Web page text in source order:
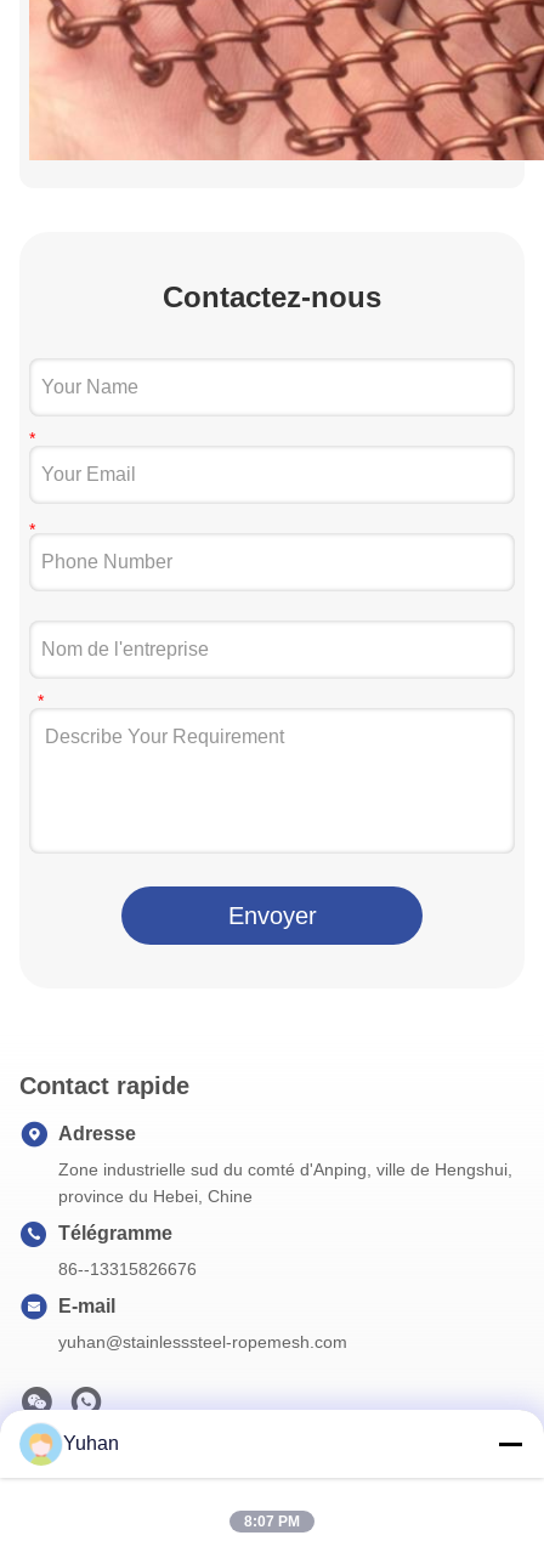
Contactez-nous
Envoyer
Contact rapide
Adresse
Zone industrielle sud du comté d'Anping, ville de Hengshui,
province du Hebei, Chine
Télégramme
86--13315826676
E-mail
yuhan@stainlesssteel-ropemesh.com
Notre newsletter
Abonnez-vous à notre newsletter pour des réductions et plus
Yuhan
8:07 PM